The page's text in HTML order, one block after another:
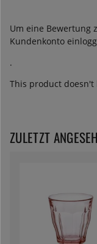
Um eine Bewertung
Kundenkonto
.
This product doesn't
ZULETZT